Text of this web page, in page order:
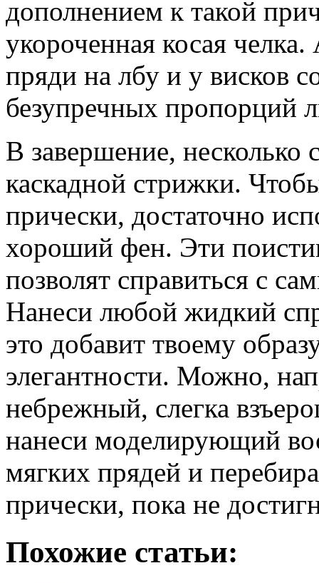
дополнением к такой
укороченная косая
пряди на лбу и у висков
безупречных пропорций
В завершение, несколько
каскадной стрижки.
прически, достаточно
хороший фен. Эти
позволят справиться с
Нанеси любой жидкий
это добавит твоему
элегантности. Можно,
небрежный, слегка
нанеси моделирующий
мягких прядей и
прически, пока не
Похожие статьи: